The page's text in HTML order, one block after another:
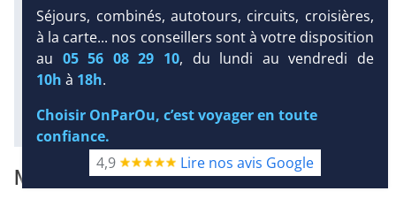
D’INFORMATIONS
Équipement :
78
Tx :42 % Tx :14 %
Snorkeling :
Détails
Excursions :
Diaporama
NOTRE AVIS
Séjours, combinés, autotours, circuits, croisières,
à la carte... nos conseillers sont à votre disposition
au 05 56 08 29 10, du lundi au vendredi de
10h à 18h.
Choisir OnParOu, c’est voyager en toute
confiance.
4,9
Lire nos avis Google